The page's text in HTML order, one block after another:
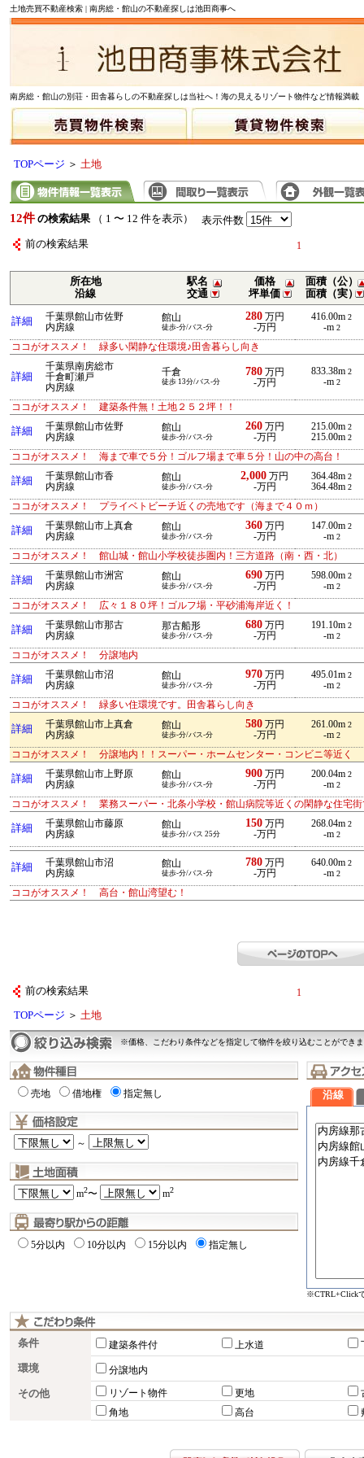
土地売買不動産検索 | 南房総・館山の不動産探しは池田商事へ
南房総・館山の別荘・田舎暮らしの不動産探しは当社へ！海の見えるリゾート物件など情報満載
TOPページ ＞ 土地
12件 の検索結果 （ 1 〜 12 件を表示） 表示件数
前の検索結果 1
所在地
沿線
駅名
交通
価格
坪単価
面積（公）
面積（実）
詳細
千葉県館山市佐野
内房線
館山
徒歩-分/バス-分
280万円
-万円
416.00m 2
-m 2
ココがオススメ！ 緑多い閑静な住環境♪田舎暮らし向き
詳細
千葉県南房総市
千倉町瀬戸
内房線
千倉
徒歩 13分/バス-分
780万円
-万円
833.38m 2
-m 2
ココがオススメ！ 建築条件無！土地２５２坪！！
詳細
千葉県館山市佐野
内房線
館山
徒歩-分/バス-分
260万円
-万円
215.00m 2
215.00m 2
ココがオススメ！ 海まで車で５分！ゴルフ場まで車５分！山の中の高台！
詳細
千葉県館山市香
内房線
館山
徒歩-分/バス-分
2,000 万円
-万円
364.48m 2
364.48m 2
ココがオススメ！ プライベトビーチ近くの売地です（海まで４０ｍ）
詳細
千葉県館山市上真倉
内房線
館山
徒歩-分/バス-分
360万円
-万円
147.00m 2
-m 2
ココがオススメ！ 館山城・館山小学校徒歩圏内！三方道路（南・西・北）
詳細
千葉県館山市洲宮
内房線
館山
徒歩-分/バス-分
690万円
-万円
598.00m 2
-m 2
ココがオススメ！ 広々１８０坪！ゴルフ場・平砂浦海岸近く！
詳細
千葉県館山市那古
内房線
那古船形
徒歩-分/バス-分
680万円
-万円
191.10m 2
-m 2
ココがオススメ！ 分譲地内
詳細
千葉県館山市沼
内房線
館山
徒歩-分/バス-分
970万円
-万円
495.01m 2
-m 2
ココがオススメ！ 緑多い住環境です。田舎暮らし向き
詳細
千葉県館山市上真倉
内房線
館山
徒歩-分/バス-分
580万円
-万円
261.00m 2
-m 2
ココがオススメ！ 分譲地内！！スーパー・ホームセンター・コンビニ等近く
詳細
千葉県館山市上野原
内房線
館山
徒歩-分/バス-分
900万円
-万円
200.04m 2
-m 2
ココがオススメ！ 業務スーパー・北条小学校・館山病院等近くの閑静な住宅街
詳細
千葉県館山市藤原
内房線
館山
徒歩-分/バス 25分
150万円
-万円
268.04m 2
-m 2
詳細
千葉県館山市沼
内房線
館山
徒歩-分/バス-分
780万円
-万円
640.00m 2
-m 2
ココがオススメ！ 高台・館山湾望む！
前の検索結果 1
TOPページ ＞ 土地
※価格、こだわり条件などを指定して物件を絞り込むことができ
売地 借地権 指定無し
～
m2〜 m2
5分以内 10分以内 15分以内 指定無し
沿線
※CTRL+Click
条件 建築条件付 上水道
環境 分譲地内
その他 リゾート物件 更地
角地
高台